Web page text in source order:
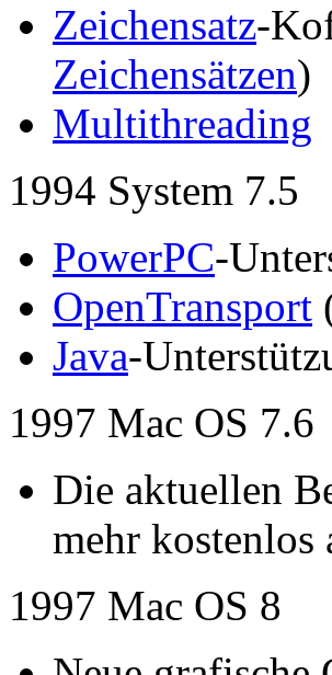
Zeichensatz-
Zeichensätzen)
Multithreading
1994 System 7.5
PowerPC-
OpenTransport
Java-
1997 Mac OS 7.6
Die aktuellen
mehr kostenlos
1997 Mac OS 8